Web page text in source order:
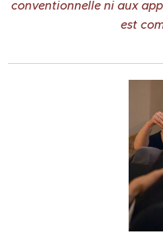
conventionnelle ni aux
est